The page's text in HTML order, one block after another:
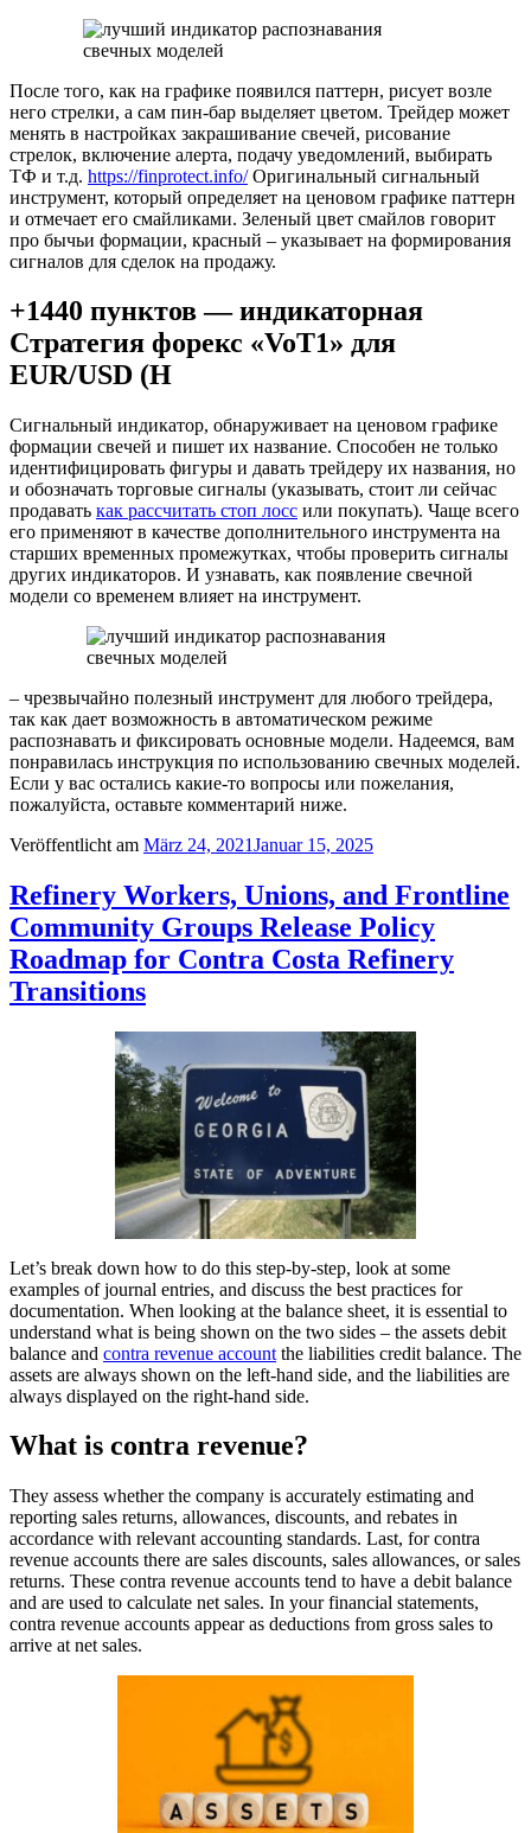
После того, как на графике появился паттерн, рисует возле
него стрелки, а сам пин-бар выделяет цветом. Трейдер может
менять в настройках закрашивание свечей, рисование
стрелок, включение алерта, подачу уведомлений, выбирать
ТФ и т.д. https://finprotect.info/Оригинальный сигнальный
инструмент, который определяет на ценовом графике паттерн
и отмечает его смайликами. Зеленый цвет смайлов говорит
про бычьи формации, красный – указывает на формирования
сигналов для сделок на продажу.
+1440 пунктов — индикаторная
Стратегия форекс «VoT1» для
EUR/USD (H
Сигнальный индикатор, обнаруживает на ценовом графике
формации свечей и пишет их название. Способен не только
идентифицировать фигуры и давать трейдеру их названия, но
и обозначать торговые сигналы (указывать, стоит ли сейчас
продавать как рассчитать стоп лосс или покупать). Чаще всего
его применяют в качестве дополнительного инструмента на
старших временных промежутках, чтобы проверить сигналы
других индикаторов. И узнавать, как появление свечной
модели со временем влияет на инструмент.
– чрезвычайно полезный инструмент для любого трейдера,
так как дает возможность в автоматическом режиме
распознавать и фиксировать основные модели. Надеемся, вам
понравилась инструкция по использованию свечных моделей.
Если у вас остались какие-то вопросы или пожелания,
пожалуйста, оставьте комментарий ниже.
Veröffentlicht am März 24, 2021Januar 15, 2025
Refinery Workers, Unions, and Frontline
Community Groups Release Policy
Roadmap for Contra Costa Refinery
Transitions
Let’s break down how to do this step-by-step, look at some
examples of journal entries, and discuss the best practices for
documentation. When looking at the balance sheet, it is essential to
understand what is being shown on the two sides – the assets debit
balance and contra revenue account the liabilities credit balance. The
assets are always shown on the left-hand side, and the liabilities are
always displayed on the right-hand side.
What is contra revenue?
They assess whether the company is accurately estimating and
reporting sales returns, allowances, discounts, and rebates in
accordance with relevant accounting standards. Last, for contra
revenue accounts there are sales discounts, sales allowances, or sales
returns. These contra revenue accounts tend to have a debit balance
and are used to calculate net sales. In your financial statements,
contra revenue accounts appear as deductions from gross sales to
arrive at net sales.